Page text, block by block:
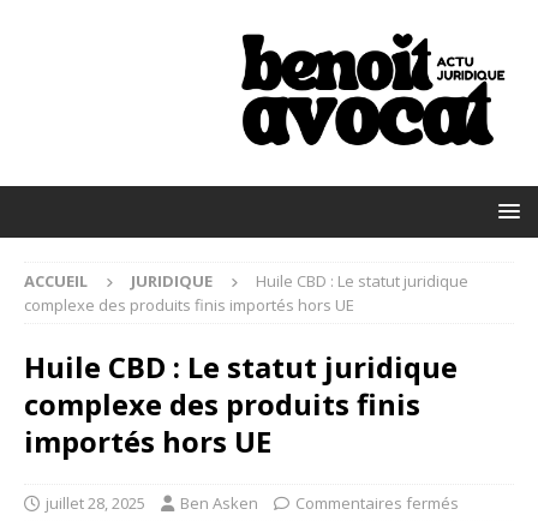
ACCUEIL JURIDIQUE
Huile CBD : Le statut juridique
complexe des produits finis importés hors UE
Huile CBD : Le statut juridique
complexe des produits finis
importés hors UE
juillet 28, 2025 Ben Asken Commentaires fermés